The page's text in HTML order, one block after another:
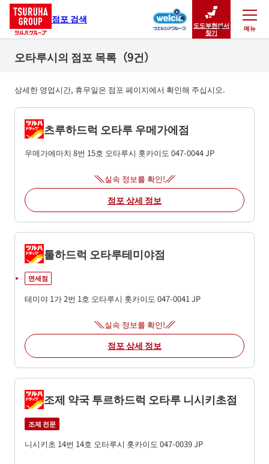
점포 검색
도도부현에서
찾기
메뉴
닫기
오타루시의 점포 목록（9건）
상세한 영업시간, 휴무일은 점포 페이지에서 확인해 주십시오.
츠루하드럭 오타루 우메가에점
우메가에마치 8번 15호 오타루시 홋카이도 047-0044JP
실속 정보를 확인!
점포 상세 정보
툴하드럭 오타루테미야점
면세점
테미야 1가 2번 1호 오타루시 홋카이도 047-0041 JP
실속 정보를 확인!
점포 상세 정보
조제 약국 투르하드럭 오타루 니시키초점
조제 전문
니시키초 14번 14호 오타루시 홋카이도 047-0039JP